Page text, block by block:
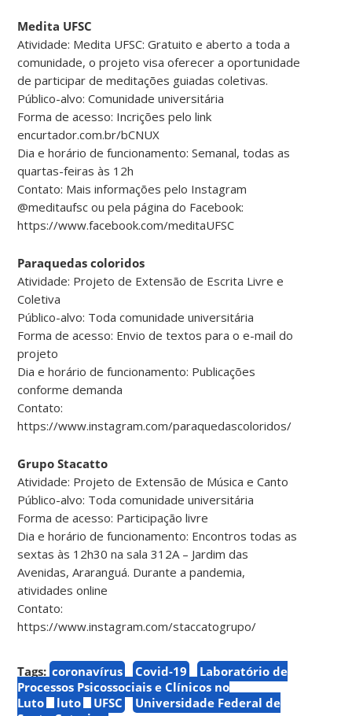
Medita UFSC
Atividade: Medita UFSC: Gratuito e aberto a toda a
comunidade, o projeto visa oferecer a oportunidade
de participar de meditações guiadas coletivas.
Público-alvo: Comunidade universitária
Forma de acesso: Incrições pelo link
encurtador.com.br/bCNUX
Dia e horário de funcionamento: Semanal, todas as
quartas-feiras às 12h
Contato: Mais informações pelo Instagram
@meditaufsc ou pela página do Facebook:
https://www.facebook.com/meditaUFSC
Paraquedas coloridos
Atividade: Projeto de Extensão de Escrita Livre e
Coletiva
Público-alvo: Toda comunidade universitária
Forma de acesso: Envio de textos para o e-mail do
projeto
Dia e horário de funcionamento: Publicações
conforme demanda
Contato:
https://www.instagram.com/paraquedascoloridos/
Grupo Stacatto
Atividade: Projeto de Extensão de Música e Canto
Público-alvo: Toda comunidade universitária
Forma de acesso: Participação livre
Dia e horário de funcionamento: Encontros todas as
sextas às 12h30 na sala 312A – Jardim das
Avenidas, Araranguá. Durante a pandemia,
atividades online
Contato:
https://www.instagram.com/staccatogrupo/
Tags: coronavírus Covid-19
Laboratório de
Processos Psicossociais e Clínicos no
Luto
luto UFSC
Universidade Federal de